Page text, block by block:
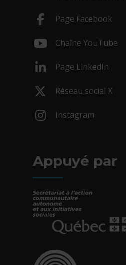
Page Facebook
Chaîne YouTube
Page LinkedIn
Réseau social X
Instagram
Appuyé par